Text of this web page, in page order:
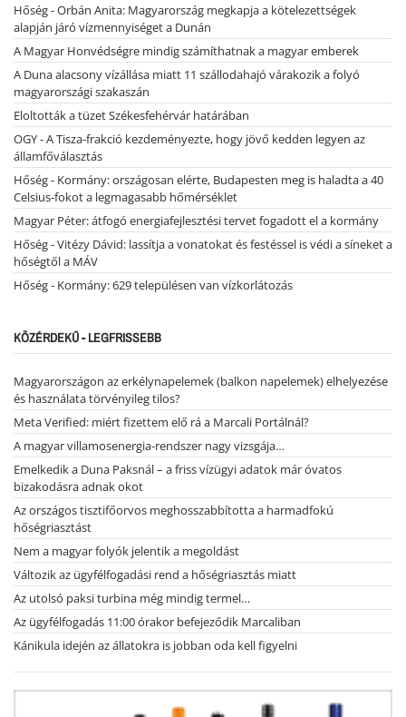
Hőség - Orbán Anita: Magyarország megkapja a kötelezettségek
alapján járó vízmennyiséget a Dunán
A Magyar Honvédségre mindig számíthatnak a magyar emberek
A Duna alacsony vízállása miatt 11 szállodahajó várakozik a folyó
magyarországi szakaszán
Eloltották a tüzet Székesfehérvár határában
OGY - A Tisza-frakció kezdeményezte, hogy jövő kedden legyen az
államfőválasztás
Hőség - Kormány: országosan elérte, Budapesten meg is haladta a 40
Celsius-fokot a legmagasabb hőmérséklet
Magyar Péter: átfogó energiafejlesztési tervet fogadott el a kormány
Hőség - Vitézy Dávid: lassítja a vonatokat és festéssel is védi a síneket a
hőségtől a MÁV
Hőség - Kormány: 629 településen van vízkorlátozás
KÖZÉRDEKŰ - LEGFRISSEBB
Magyarországon az erkélynapelemek (balkon napelemek) elhelyezése
és használata törvényileg tilos?
Meta Verified: miért fizettem elő rá a Marcali Portálnál?
A magyar villamosenergia-rendszer nagy vizsgája…
Emelkedik a Duna Paksnál – a friss vízügyi adatok már óvatos
bizakodásra adnak okot
Az országos tisztifőorvos meghosszabbította a harmadfokú
hőségriasztást
Nem a magyar folyók jelentik a megoldást
Változik az ügyfélfogadási rend a hőségriasztás miatt
Az utolsó paksi turbina még mindig termel…
Az ügyfélfogadás 11:00 órakor befejeződik Marcaliban
Kánikula idején az állatokra is jobban oda kell figyelni